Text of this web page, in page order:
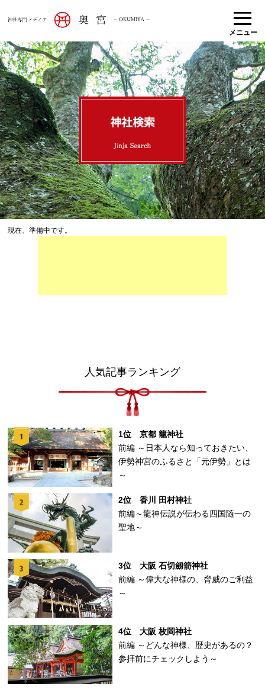
メニュー
現在、準備中です。
人気記事ランキング
1位 京都 籠神社
前編 ～日本人なら知っておきたい、
伊勢神宮のふるさと「元伊勢」とは
～
2位 香川 田村神社
前編～龍神伝説が伝わる四国随一の
聖地～
3位 大阪 石切劔箭神社
前編 ～偉大な神様の、脅威のご利益
～
4位 大阪 枚岡神社
前編 ～どんな神様、歴史があるの？
参拝前にチェックしよう～